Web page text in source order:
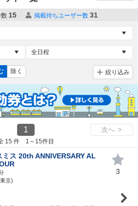
15 掲載待ちユーザー数 31
除く 絞り込み
1 次へ >
15 件 1～15件目
ミス 20th ANNIVERSARY AL
京)
3